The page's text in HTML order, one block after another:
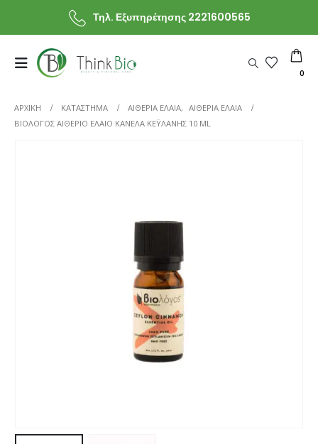
Τηλ. Εξυπηρέτησης 2221600565
0
ΑΡΧΙΚΗ ΚΑΤΆΣΤΗΜΑ ΑΙΘΕΡΙΑ ΕΛΑΙΑ, ΑΙΘΕΡΙΑ ΕΛΑΙΑ
ΒΙΟΛΌΓΟΣ ΑΙΘΈΡΙΟ ΈΛΑΙΟ ΚΑΝΈΛΑ ΚΕΫΛΆΝΗΣ 10 ML